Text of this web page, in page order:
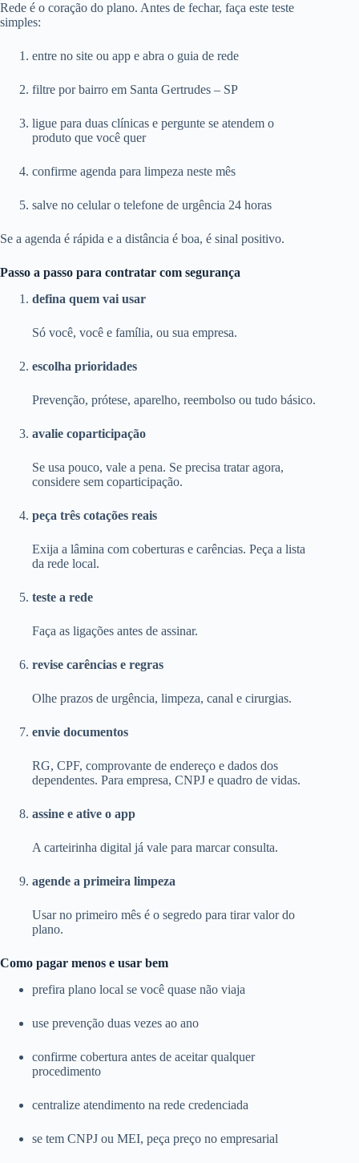
Rede é o coração do plano. Antes de fechar, faça este teste
simples:
entre no site ou app e abra o guia de rede
filtre por bairro em Santa Gertrudes – SP
ligue para duas clínicas e pergunte se atendem o
produto que você quer
confirme agenda para limpeza neste mês
salve no celular o telefone de urgência 24 horas
Se a agenda é rápida e a distância é boa, é sinal positivo.
Passo a passo para contratar com segurança
defina quem vai usar
Só você, você e família, ou sua empresa.
escolha prioridades
Prevenção, prótese, aparelho, reembolso ou tudo básico.
avalie coparticipação
Se usa pouco, vale a pena. Se precisa tratar agora,
considere sem coparticipação.
peça três cotações reais
Exija a lâmina com coberturas e carências. Peça a lista
da rede local.
teste a rede
Faça as ligações antes de assinar.
revise carências e regras
Olhe prazos de urgência, limpeza, canal e cirurgias.
envie documentos
RG, CPF, comprovante de endereço e dados dos
dependentes. Para empresa, CNPJ e quadro de vidas.
assine e ative o app
A carteirinha digital já vale para marcar consulta.
agende a primeira limpeza
Usar no primeiro mês é o segredo para tirar valor do
plano.
Como pagar menos e usar bem
prefira plano local se você quase não viaja
use prevenção duas vezes ao ano
confirme cobertura antes de aceitar qualquer
procedimento
centralize atendimento na rede credenciada
se tem CNPJ ou MEI, peça preço no empresarial